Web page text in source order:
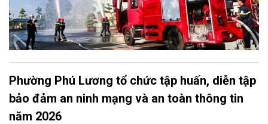
Phường Phú Lương tổ chức tập huấn, diễn tập
bảo đảm an ninh mạng và an toàn thông tin
năm 2026